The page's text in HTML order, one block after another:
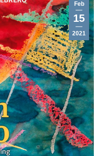
Feb
15
2021